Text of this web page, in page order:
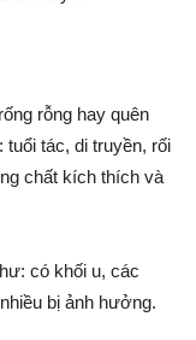
rỗng hay quên
tác, di truyền, rối
chất kích thích và
có khối u, các
bị ảnh hưởng.